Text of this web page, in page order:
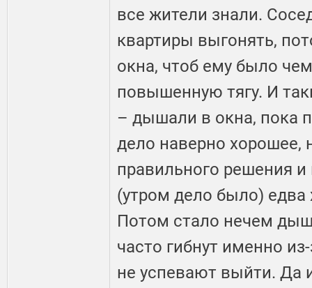
все жители знали.
квартиры выгонять,
окна, чтоб ему было
повышенную тягу. И
– дышали в окна, пока
дело наверно хорошее,
правильного решения и
(утром дело было) едва
Потом стало нечем
часто гибнут именно
не успевают выйти. Да